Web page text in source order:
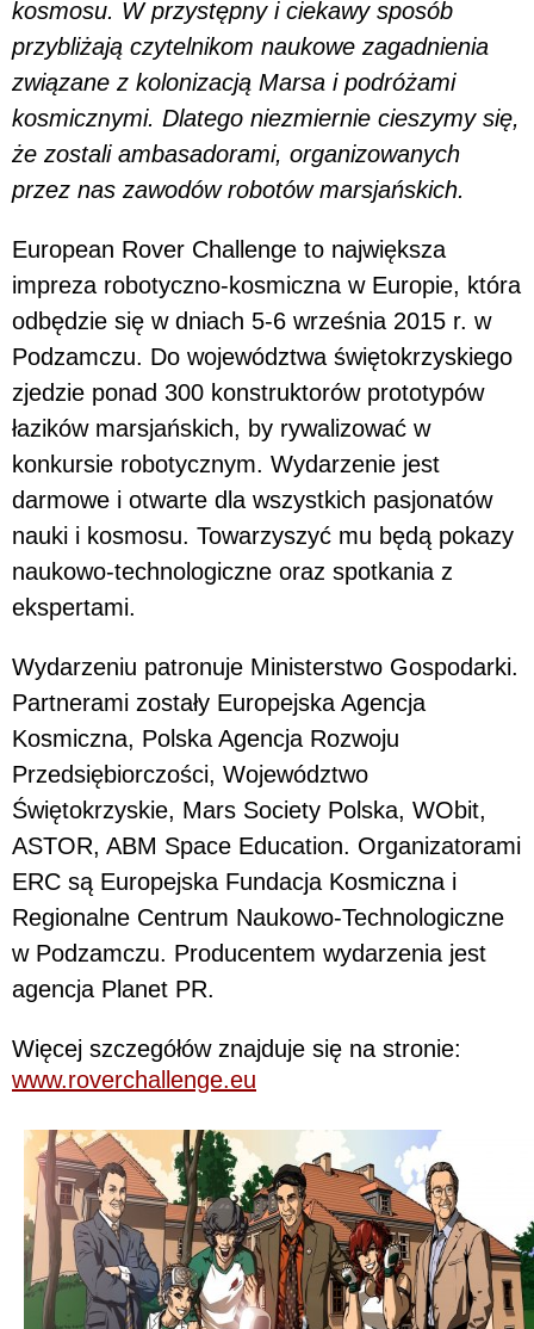
kosmosu. W przystępny i ciekawy sposób
przybliżają czytelnikom naukowe zagadnienia
związane z kolonizacją Marsa i podróżami
kosmicznymi. Dlatego niezmiernie cieszymy się,
że zostali ambasadorami, organizowanych
przez nas zawodów robotów marsjańskich.
European Rover Challenge to największa
impreza robotyczno-kosmiczna w Europie, która
odbędzie się w dniach 5-6 września 2015 r. w
Podzamczu. Do województwa świętokrzyskiego
zjedzie ponad 300 konstruktorów prototypów
łazików marsjańskich, by rywalizować w
konkursie robotycznym. Wydarzenie jest
darmowe i otwarte dla wszystkich pasjonatów
nauki i kosmosu. Towarzyszyć mu będą pokazy
naukowo-technologiczne oraz spotkania z
ekspertami.
Wydarzeniu patronuje Ministerstwo Gospodarki.
Partnerami zostały Europejska Agencja
Kosmiczna, Polska Agencja Rozwoju
Przedsiębiorczości, Województwo
Świętokrzyskie, Mars Society Polska, WObit,
ASTOR, ABM Space Education. Organizatorami
ERC są Europejska Fundacja Kosmiczna i
Regionalne Centrum Naukowo-Technologiczne
w Podzamczu. Producentem wydarzenia jest
agencja Planet PR.
Więcej szczegółów znajduje się na stronie:
www.roverchallenge.eu